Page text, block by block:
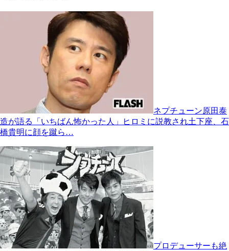
ネプチューン原田泰
造が語る「いちばん怖かった人」ヒロミに説教され土下座、石
橋貴明に顔を蹴ら…
プロデューサーも絶